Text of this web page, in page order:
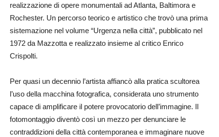
realizzazione di opere monumentali ad Atlanta, Baltimora e
Rochester. Un percorso teorico e artistico che trovò una prima
sistemazione nel volume “Urgenza nella città”, pubblicato nel
1972 da Mazzotta e realizzato insieme al critico Enrico
Crispolti.
Per quasi un decennio l’artista affiancò alla pratica scultorea
l’uso della macchina fotografica, considerata uno strumento
capace di amplificare il potere provocatorio dell’immagine. Il
fotomontaggio diventò così un mezzo per denunciare le
contraddizioni della città contemporanea e immaginare nuove